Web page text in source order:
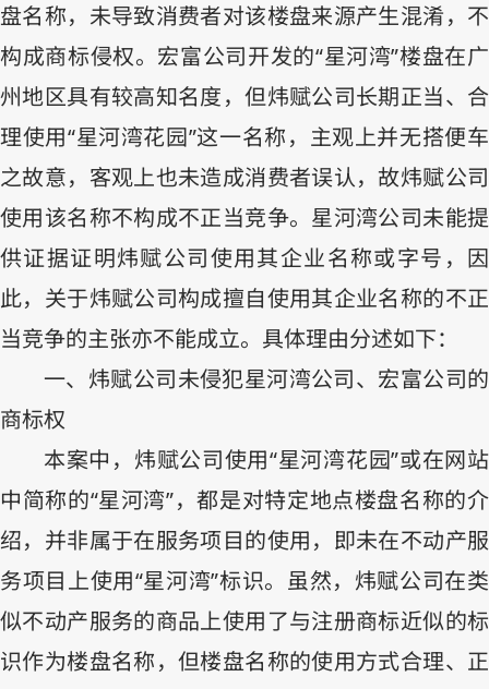
盘名称，未导致消费者对该楼盘来源产生混淆，不
构成商标侵权。宏富公司开发的“星河湾”楼盘在广
州地区具有较高知名度，但炜赋公司长期正当、合
理使用“星河湾花园”这一名称，主观上并无搭便车
之故意，客观上也未造成消费者误认，故炜赋公司
使用该名称不构成不正当竞争。星河湾公司未能提
供证据证明炜赋公司使用其企业名称或字号，因
此，关于炜赋公司构成擅自使用其企业名称的不正
当竞争的主张亦不能成立。具体理由分述如下：
一、炜赋公司未侵犯星河湾公司、宏富公司的
商标权
本案中，炜赋公司使用“星河湾花园”或在网站
中简称的“星河湾”，都是对特定地点楼盘名称的介
绍，并非属于在服务项目的使用，即未在不动产服
务项目上使用“星河湾”标识。虽然，炜赋公司在类
似不动产服务的商品上使用了与注册商标近似的标
识作为楼盘名称，但楼盘名称的使用方式合理、正